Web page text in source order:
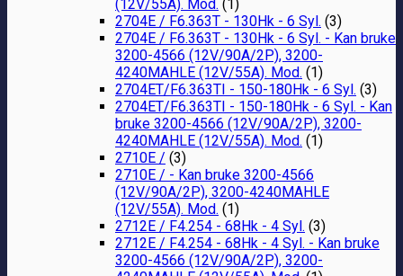
(12V/55A). Mod. (1)
2704E / F6.363T - 130Hk - 6 Syl. (3)
2704E / F6.363T - 130Hk - 6 Syl. - Kan bruke
3200-4566 (12V/90A/2P), 3200-
4240MAHLE (12V/55A). Mod. (1)
2704ET/F6.363TI - 150-180Hk - 6 Syl. (3)
2704ET/F6.363TI - 150-180Hk - 6 Syl. - Kan
bruke 3200-4566 (12V/90A/2P), 3200-
4240MAHLE (12V/55A). Mod. (1)
2710E / (3)
2710E / - Kan bruke 3200-4566
(12V/90A/2P), 3200-4240MAHLE
(12V/55A). Mod. (1)
2712E / F4.254 - 68Hk - 4 Syl. (3)
2712E / F4.254 - 68Hk - 4 Syl. - Kan bruke
3200-4566 (12V/90A/2P), 3200-